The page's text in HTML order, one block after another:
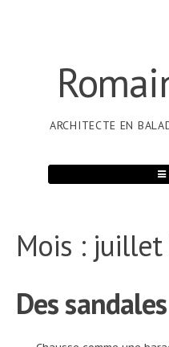
ARCHITECTE EN
Mois : juillet
Des